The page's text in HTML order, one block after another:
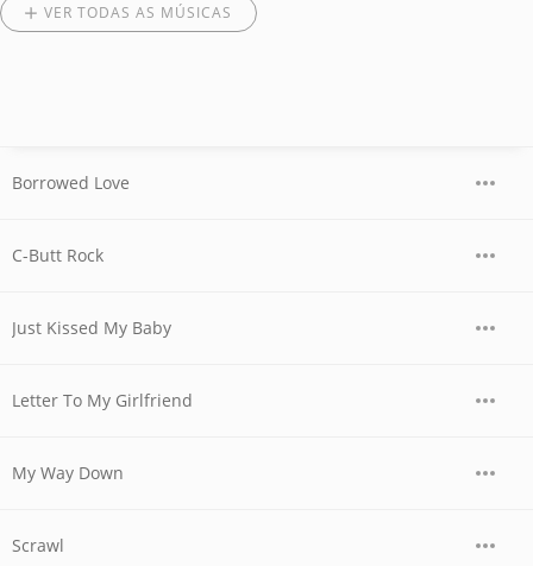
VER TODAS AS MÚSICAS
Borrowed Love
C-Butt Rock
Just Kissed My Baby
Letter To My Girlfriend
My Way Down
Scrawl